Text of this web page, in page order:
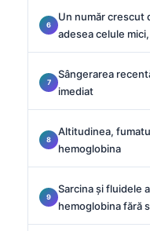
Un număr crescut
adesea celule
Sângerarea
imediat
Altitudinea,
hemoglobina
Sarcina și fluidele
hemoglobina fără